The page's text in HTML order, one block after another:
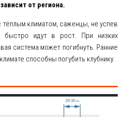
от региона.
климатом, саженцы, не успев
быстро идут в рост. При низких
система может погибнуть. Ранние
способны погубить клубнику.